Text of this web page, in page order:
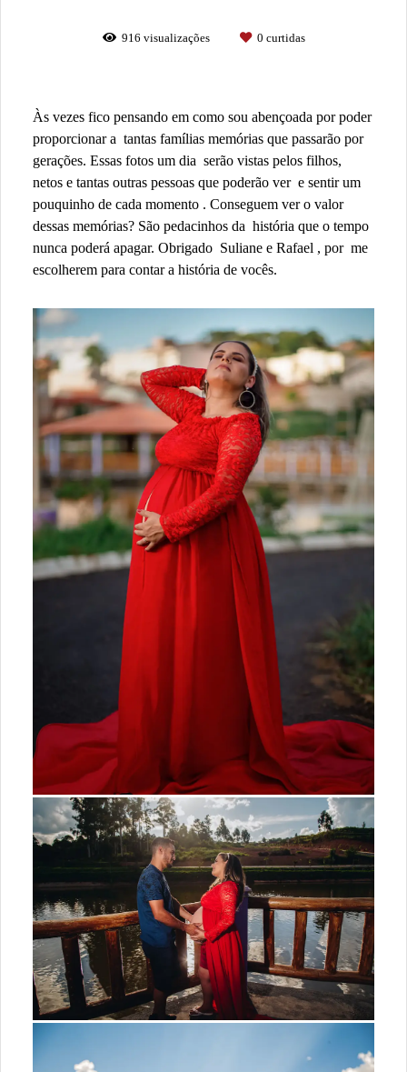
916 visualizações 0 curtidas
Às vezes fico pensando em como sou abençoada por poder
proporcionar a tantas famílias memórias que passarão por
gerações. Essas fotos um dia serão vistas pelos filhos,
netos e tantas outras pessoas que poderão ver e sentir um
pouquinho de cada momento . Conseguem ver o valor
dessas memórias? São pedacinhos da história que o tempo
nunca poderá apagar. Obrigado Suliane e Rafael , por me
escolherem para contar a história de vocês.